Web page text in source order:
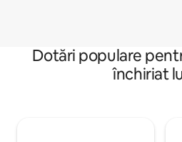
Dotări populare
închiriat